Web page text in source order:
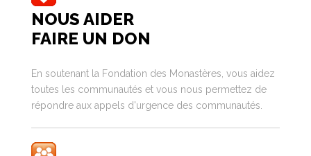
NOUS AIDER
FAIRE UN DON
En soutenant la Fondation des Monastères, vous aidez
toutes les communautés et vous nous permettez de
répondre aux appels d'urgence des communautés.